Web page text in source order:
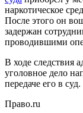
наркотическое
После этого он
задержан
проводившими
В ходе следствия
уголовное дело
передаче его в суд.
Право.ru